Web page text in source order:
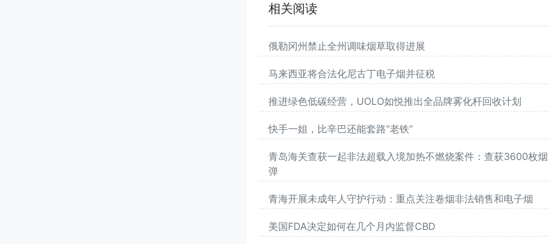
相关阅读
俄勒冈州禁止全州调味烟草取得进展
马来西亚将合法化尼古丁电子烟并征税
推进绿色低碳经营，UOLO如悦推出全品牌雾化杆回收计划
快手一姐，比辛巴还能套路“老铁”
青岛海关查获一起非法超载入境加热不燃烧案件：查获3600枚烟
弹
青海开展未成年人守护行动：重点关注卷烟非法销售和电子烟
美国FDA决定如何在几个月内监督CBD